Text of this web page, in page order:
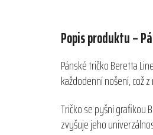
Popis produktu –
Pánské tričko Beretta
každodenní nošení, což
Tričko se pyšní grafikou
zvyšuje jeho